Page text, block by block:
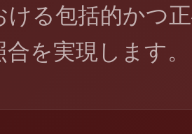
ける包括的かつ
を実現します。